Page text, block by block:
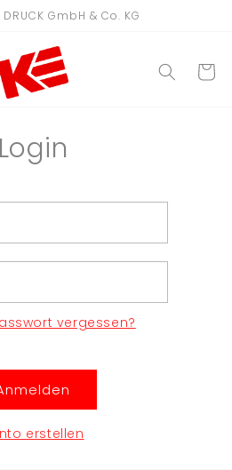
DRUCK GmbH & Co. KG
Login
vergessen?
erstellen